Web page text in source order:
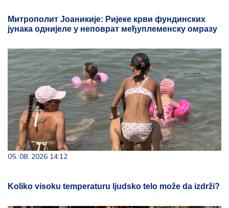
Митрополит Јоаникије: Ријеке крви фундинских
јунака однијеле у неповрат међуплеменску омразу
05. 08. 2026 14:12
Koliko visoku temperaturu ljudsko telo može da izdrži?